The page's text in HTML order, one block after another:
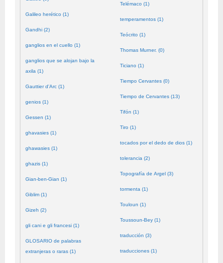
Galileo herético (1)
Gandhi (2)
ganglios en el cuello (1)
ganglios que se alojan bajo la
axila (1)
Gauttier d'Arc (1)
genios (1)
Gessen (1)
ghavasies (1)
ghawasies (1)
ghazis (1)
Gian-ben-Gian (1)
Giblim (1)
Gizeh (2)
gli cani e gli francesi (1)
GLOSARIO de palabras
extranjeras o raras (1)
Telémaco (1)
temperamentos (1)
Teócrito (1)
Thomas Murner. (0)
Ticiano (1)
Tiempo Cervantes (0)
Tiempo de Cervantes (13)
Tifón (1)
Tiro (1)
tocados por el dedo de dios (1)
tolerancia (2)
Topografía de Argel (3)
tormenta (1)
Touloun (1)
Toussoun-Bey (1)
traducción (3)
traducciones (1)